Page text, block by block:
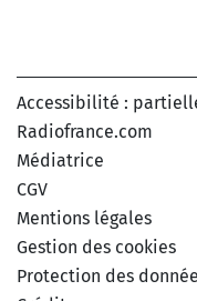
Accessibilité :
Radiofrance.com
Médiatrice
CGV
Mentions légales
Gestion des cookies
Protection des